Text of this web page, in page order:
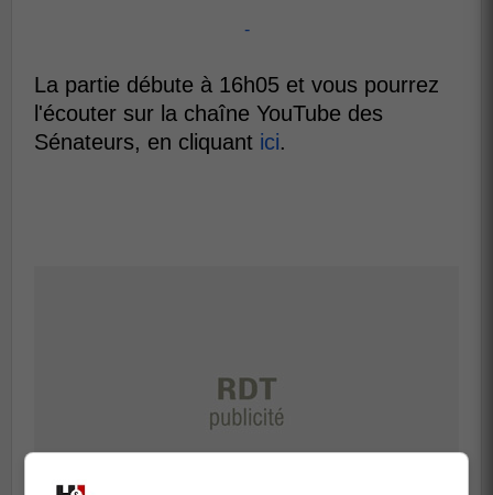
-
La partie débute à 16h05 et vous pourrez
l'écouter sur la chaîne YouTube des
Sénateurs, en cliquant ici.